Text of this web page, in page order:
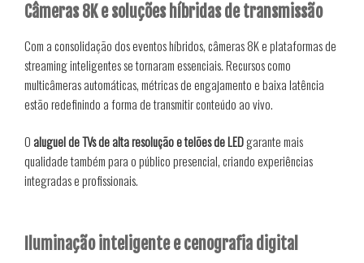
Câmeras 8K e soluções híbridas de transmissão
Com a consolidação dos eventos híbridos, câmeras 8K e plataformas de
streaming inteligentes se tornaram essenciais. Recursos como
multicâmeras automáticas, métricas de engajamento e baixa latência
estão redefinindo a forma de transmitir conteúdo ao vivo.
O aluguel de TVs de alta resolução e telões de LEDgarante mais
qualidade também para o público presencial, criando experiências
integradas e profissionais.
Iluminação inteligente e cenografia digital